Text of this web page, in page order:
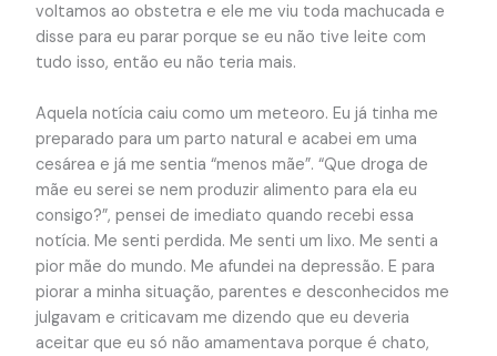
voltamos ao obstetra e ele me viu toda machucada e
disse para eu parar porque se eu não tive leite com
tudo isso, então eu não teria mais.
Aquela notícia caiu como um meteoro. Eu já tinha me
preparado para um parto natural e acabei em uma
cesárea e já me sentia “menos mãe”. “Que droga de
mãe eu serei se nem produzir alimento para ela eu
consigo?”, pensei de imediato quando recebi essa
notícia. Me senti perdida. Me senti um lixo. Me senti a
pior mãe do mundo. Me afundei na depressão. E para
piorar a minha situação, parentes e desconhecidos me
julgavam e criticavam me dizendo que eu deveria
aceitar que eu só não amamentava porque é chato,